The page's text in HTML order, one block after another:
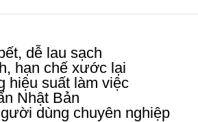
dễ lau sạch
hạn chế xước lại
hiệu suất làm việc
Nhật Bản
dùng chuyên nghiệp